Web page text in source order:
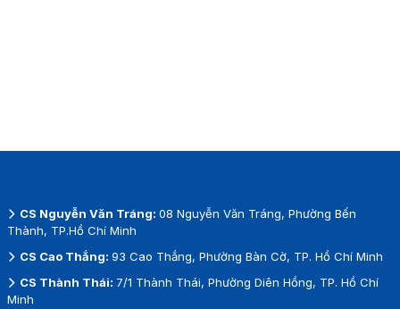
CS Nguyễn Văn Tráng: 08 Nguyễn Văn Tráng, Phường Bến
Thành, TP.Hồ Chí Minh
CS Cao Thắng: 93 Cao Thắng, Phường Bàn Cờ, TP. Hồ Chí Minh
CS Thành Thái: 7/1 Thành Thái, Phường Diên Hồng, TP. Hồ Chí
Minh